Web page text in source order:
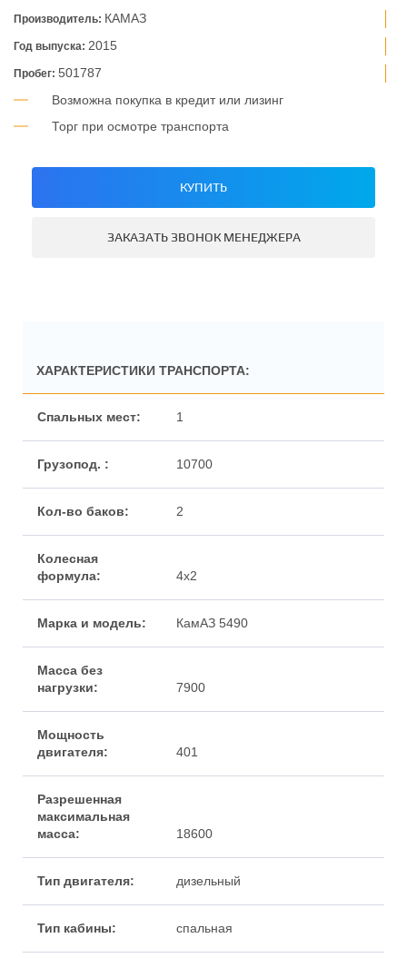
Производитель: КАМАЗ
Год выпуска: 2015
Пробег: 501787
Возможна покупка в кредит или лизинг
Торг при осмотре транспорта
КУПИТЬ
ЗАКАЗАТЬ ЗВОНОК МЕНЕДЖЕРА
ХАРАКТЕРИСТИКИ ТРАНСПОРТА:
1
10700
2
4x2
КамАЗ 5490
7900
401
18600
дизельный
спальная